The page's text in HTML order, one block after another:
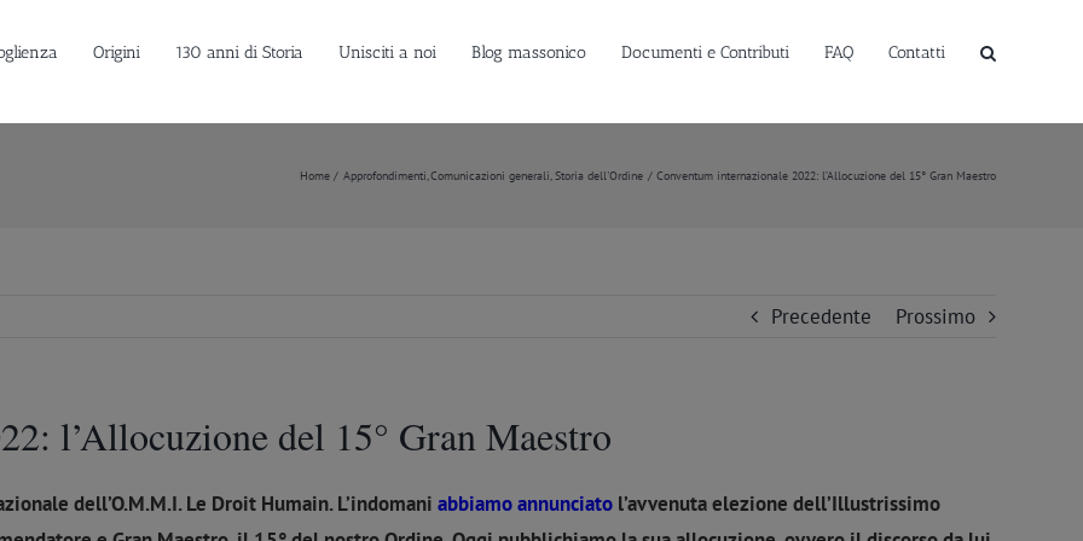
Origini 130 anni di Storia Unisciti a noi Blog massonico Documenti e Contributi FAQ Contatti
Home Approfondimenti Comunicazioni generali Storia dell'Ordine Conventum internazionale 2022: l’Allocuzione del 15° Gran Maestro
Precedente Prossimo
l’Allocuzione del 15° Gran Maestro
dell’O.M.M.I. Le Droit Humain. L’indomani abbiamo annunciato l’avvenuta elezione dell’Illustrissimo